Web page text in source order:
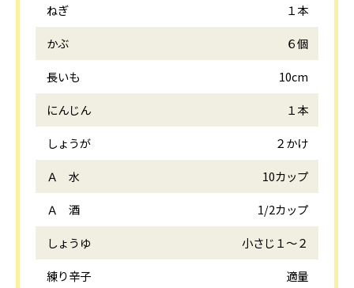
ねぎ
１本
かぶ
６個
長いも
10cm
にんじん
１本
しょうが
２かけ
Ａ 水
10カップ
Ａ 酒
1/2カップ
しょうゆ
小さじ１～２
練り辛子
適量